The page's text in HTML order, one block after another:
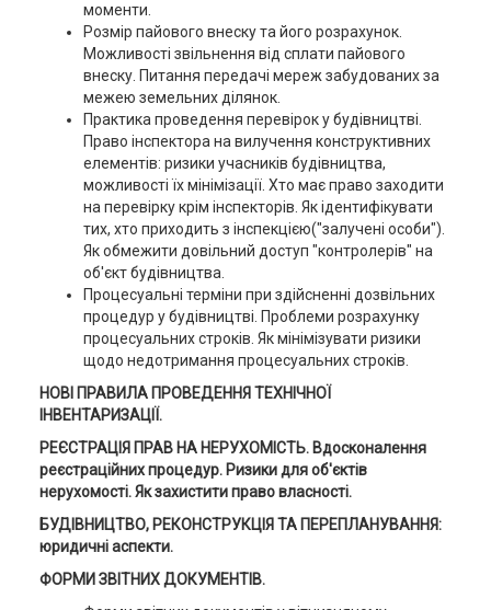
моменти.
Розмір пайового внеску та його розрахунок.
Можливості звільнення від сплати пайового
внеску. Питання передачі мереж забудованих за
межею земельних ділянок.
Практика проведення перевірок у будівництві.
Право інспектора на вилучення конструктивних
елементів: ризики учасників будівництва,
можливості їх мінімізації. Хто має право заходити
на перевірку крім інспекторів. Як ідентифікувати
тих, хто приходить з інспекцією("залучені особи").
Як обмежити довільний доступ "контролерів" на
об'єкт будівництва.
Процесуальні терміни при здійсненні дозвільних
процедур у будівництві. Проблеми розрахунку
процесуальних строків. Як мінімізувати ризики
щодо недотримання процесуальних строків.
НОВІ ПРАВИЛА ПРОВЕДЕННЯ ТЕХНІЧНОЇ
ІНВЕНТАРИЗАЦІЇ.
РЕЄСТРАЦІЯ ПРАВ НА НЕРУХОМІСТЬ. Вдосконалення
реєстраційних процедур. Ризики для об'єктів
нерухомості. Як захистити право власності.
БУДІВНИЦТВО, РЕКОНСТРУКЦІЯ ТА ПЕРЕПЛАНУВАННЯ:
юридичні аспекти.
ФОРМИ ЗВІТНИХ ДОКУМЕНТІВ.